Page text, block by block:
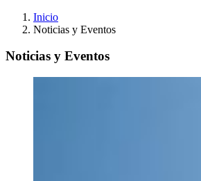
Inicio
Noticias y Eventos
Noticias y Eventos